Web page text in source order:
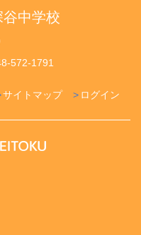
中学校
572-1791
ログイン
サイトマップ